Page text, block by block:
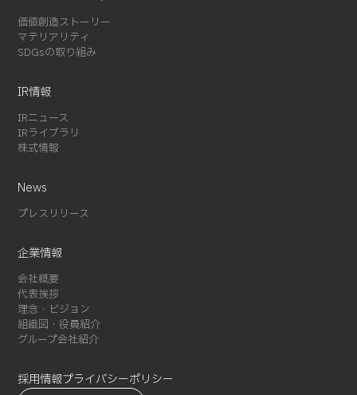
2024-01 (1)
2023-12 (2)
2023-08 (1)
2023-05 (1)
2023-01 (1)
2022-05 (3)
2022-04 (1)
2021-12 (1)
2021-10 (3)
2021-09 (1)
2021-08 (3)
2021-07 (3)
2021-05 (3)
価値創造ストーリー
マテリアリティ
SDGsの取り組み
IR情報
IRニュース
IRライブラリ
株式情報
News
プレスリリース
企業情報
会社概要
代表挨拶
理念・ビジョン
組織図・役員紹介
グループ会社紹介
採用情報プライバシーポリシー